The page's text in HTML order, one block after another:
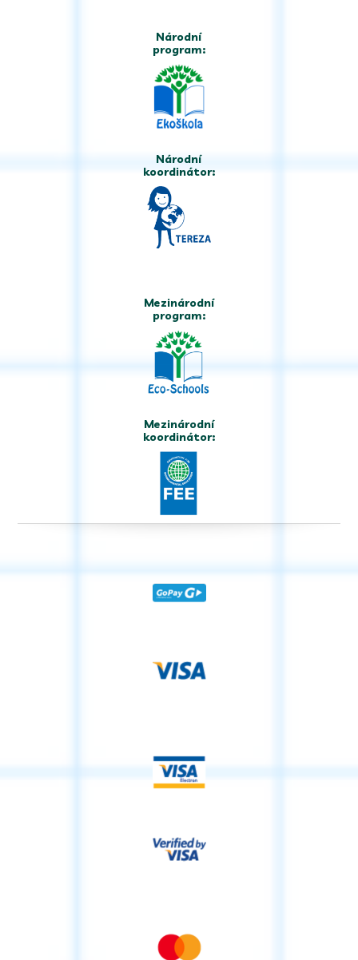
Národní
program:
Národní
koordinátor:
Mezinárodní
program:
Mezinárodní
koordinátor: